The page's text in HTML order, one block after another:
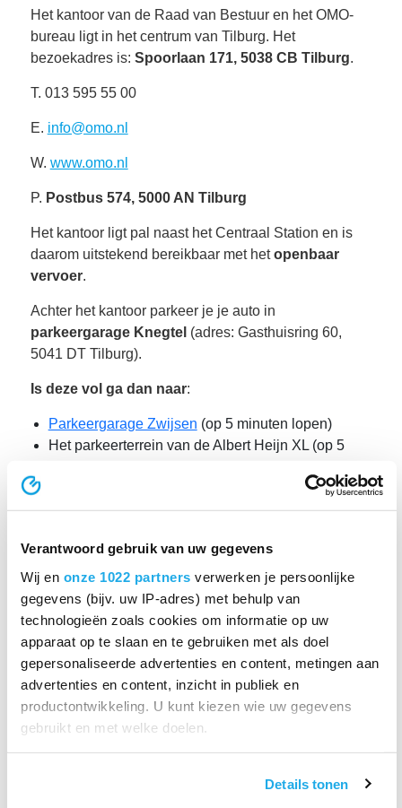
Verantwoord gebruik van uw gegevens
Wij en onze 1022 partners verwerken je persoonlijke
gegevens (bijv. uw IP-adres) met behulp van
technologieën zoals cookies om informatie op uw
apparaat op te slaan en te gebruiken met als doel
gepersonaliseerde advertenties en content, metingen aan
advertenties en content, inzicht in publiek en
productontwikkeling. U kunt kiezen wie uw gegevens
gebruikt en met welke doelen.
Details tonen
Het kantoor van de Raad van Bestuur en het OMO-
bureau ligt in het centrum van Tilburg. Het
bezoekadres is: Spoorlaan 171, 5038 CB Tilburg.
T. 013 595 55 00
E. info@omo.nl
W. www.omo.nl
P. Postbus 574, 5000 AN Tilburg
Het kantoor ligt pal naast het Centraal Station en is
daarom uitstekend bereikbaar met hetopenbaar
vervoer.
Achter het kantoor parkeer je je auto in
parkeergarage Knegtel (adres: Gasthuisring 60,
5041 DT Tilburg).
Is deze vol ga dan naar:
Parkeergarage Zwijsen (op 5 minuten lopen)
Het parkeerterrein van de Albert Heijn XL (op 5
Parkeergarage Pieter Vreedeplein (op 10 minuten
lopen)
minuten lopen)
Routebeschrijving
Pers en media
Klachtenregelingen